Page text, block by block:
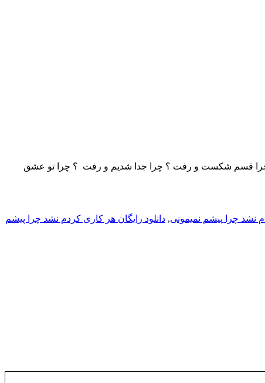
چرا قسم شکست و رفت ؟ چرا جدا شدیم و رفت ؟ چرا تو عشق
نشد چرا پیشم نمیمونی, دانلود رایگان هر کاری کردم نشد چرا پیشم